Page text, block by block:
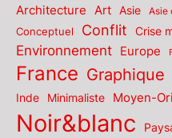
Architecture
Art Asie Asie
Conceptuel Conflit Crise
Environnement Europe
France Graphique
Inde Minimaliste Moyen-
Noir&blanc